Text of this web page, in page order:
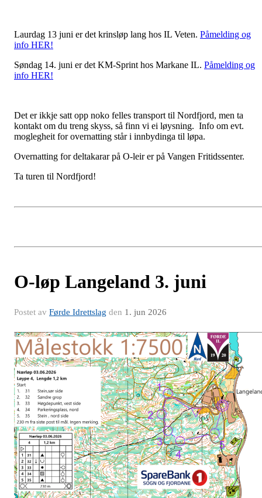
Laurdag 13 juni er det krinsløp lang hos IL Veten. Påmelding og
info HER!
Søndag 14. juni er det KM-Sprint hos Markane IL. Påmelding og
info HER!
Det er ikkje satt opp noko felles transport til Nordfjord, men ta
kontakt om du treng skyss, så finn vi ei løysning. Info om evt.
moglegheit for overnatting står i innbydinga til løpa.
Overnatting for deltakarar på O-leir er på Vangen Fritidssenter.
Ta turen til Nordfjord!
O-løp Langeland 3. juni
Postet av Førde Idrettslag den 1. jun 2026